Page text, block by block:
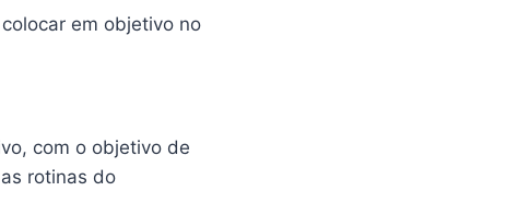
em objetivo no
com o objetivo de
rotinas do